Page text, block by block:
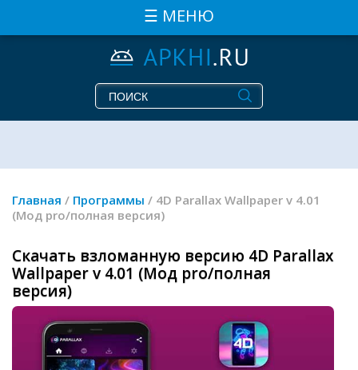
☰ МЕНЮ
Главная / Программы / 4D Parallax Wallpaper v 4.01
(Мод pro/полная версия)
Скачать взломанную версию 4D Parallax
Wallpaper v 4.01 (Мод pro/полная
версия)